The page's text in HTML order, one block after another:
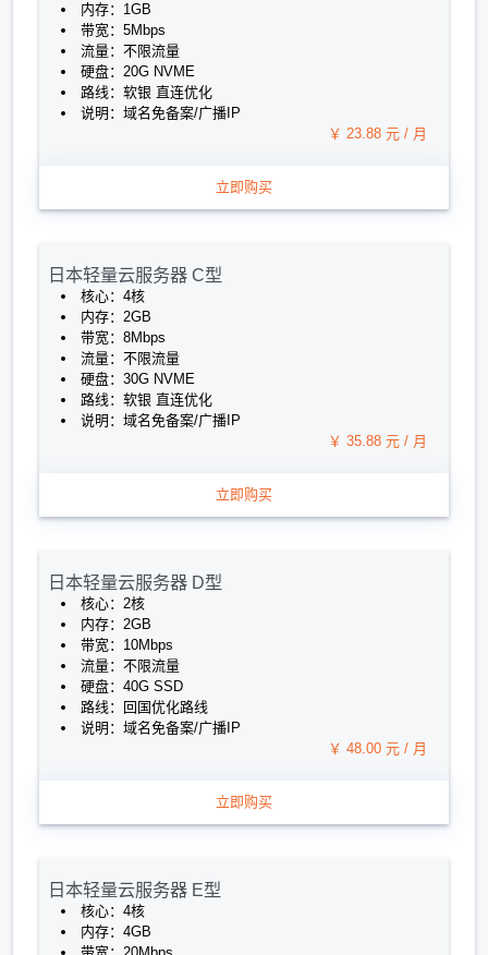
内存：1GB
带宽：5Mbps
流量：不限流量
硬盘：20G NVME
路线：软银 直连优化
说明：域名免备案/广播IP
￥ 23.88 元 / 月
立即购买
日本轻量云服务器 C型
核心：4核
内存：2GB
带宽：8Mbps
流量：不限流量
硬盘：30G NVME
路线：软银 直连优化
说明：域名免备案/广播IP
￥ 35.88 元 / 月
立即购买
日本轻量云服务器 D型
核心：2核
内存：2GB
带宽：10Mbps
流量：不限流量
硬盘：40G SSD
路线：回国优化路线
说明：域名免备案/广播IP
￥ 48.00 元 / 月
立即购买
日本轻量云服务器 E型
核心：4核
内存：4GB